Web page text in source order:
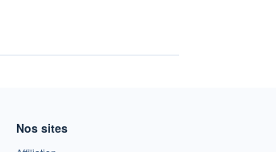
Nos sites